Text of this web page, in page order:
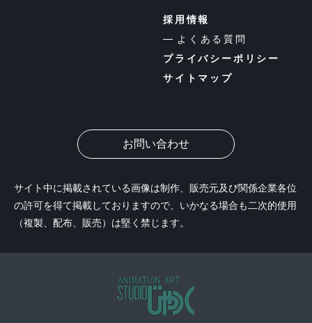
採用情報
よくある質問
プライバシーポリシー
サイトマップ
お問い合わせ
サイト中に掲載されている画像は制作、販売元及び関係企業各位
の許可を得て掲載しておりますので、いかなる場合も二次的使用
（複製、配布、販売）は堅く禁じます。